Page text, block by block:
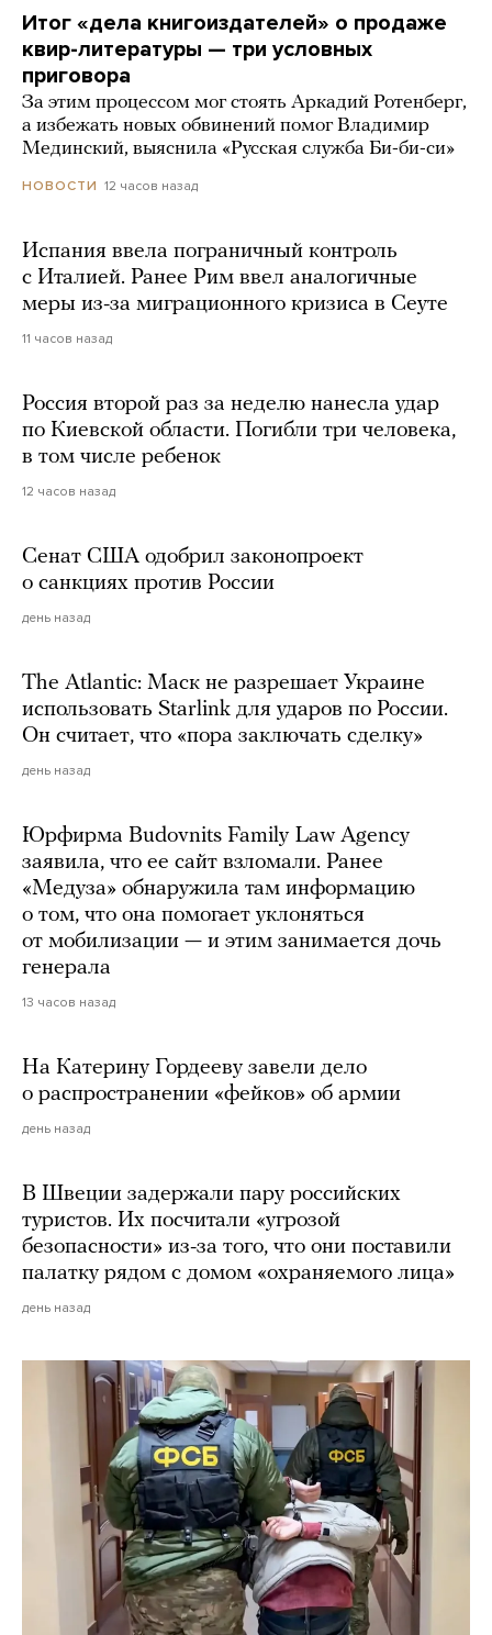
Итог «дела книгоиздателей» о продаже
квир-литературы — три условных
приговора
За этим процессом мог стоять Аркадий Ротенберг,
а избежать новых обвинений помог Владимир
Мединский, выяснила «Русская служба Би-би-си»
НОВОСТИ 12 часов назад
Испания ввела пограничный контроль
с Италией. Ранее Рим ввел аналогичные
меры из-за миграционного кризиса в Сеуте
11 часов назад
Россия второй раз за неделю нанесла удар
по Киевской области. Погибли три человека,
в том числе ребенок
12 часов назад
Сенат США одобрил законопроект
о санкциях против России
день назад
The Atlantic: Маск не разрешает Украине
использовать Starlink для ударов по России.
Он считает, что «пора заключать сделку»
день назад
Юрфирма Budovnits Family Law Agency
заявила, что ее сайт взломали. Ранее
«Медуза» обнаружила там информацию
о том, что она помогает уклоняться
от мобилизации — и этим занимается дочь
генерала
13 часов назад
На Катерину Гордееву завели дело
о распространении «фейков» об армии
день назад
В Швеции задержали пару российских
туристов. Их посчитали «угрозой
безопасности» из-за того, что они поставили
палатку рядом с домом «охраняемого лица»
день назад